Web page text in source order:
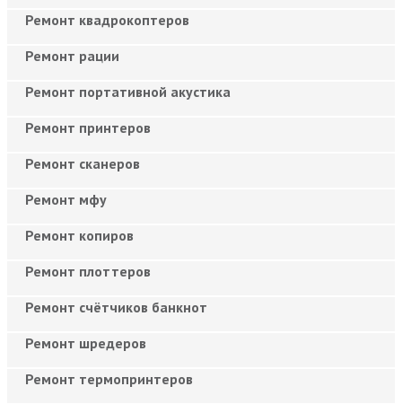
Ремонт квадрокоптеров
Ремонт рации
Ремонт портативной акустика
Ремонт принтеров
Ремонт сканеров
Ремонт мфу
Ремонт копиров
Ремонт плоттеров
Ремонт счётчиков банкнот
Ремонт шредеров
Ремонт термопринтеров